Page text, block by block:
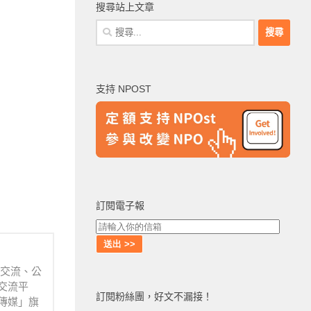
流、公
流平
媒」旗
搜尋站上文章
搜
尋
字:
支持 NPOST
訂閱電子報
訂閱粉絲團，好文不漏接！